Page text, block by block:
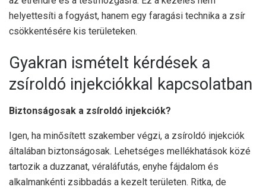
helyettesíti a fogyást, hanem egy faragási technika a zsír
csökkentésére kis területeken.
Gyakran ismételt kérdések a
zsíroldó injekciókkal kapcsolatban
Biztonságosak a zsíroldó injekciók?
Igen, ha minősített szakember végzi, a zsíroldó injekciók
általában biztonságosak. Lehetséges mellékhatások közé
tartozik a duzzanat, véraláfutás, enyhe fájdalom és
alkalmankénti zsibbadás a kezelt területen. Ritka, de